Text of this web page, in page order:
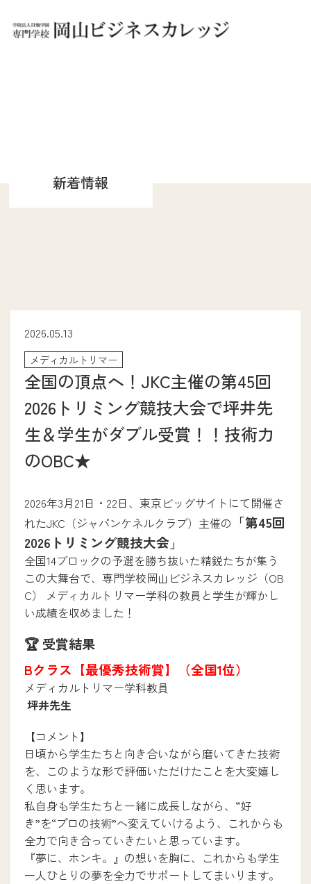
文部科学省 高等教育の
修学支援新制度認定校
医療事務学科
ファッションクリエイター学科
ブライダル・コンシェルジュ学科
メディカルトリマー学科
パティシエ・ブーランジェ学科
調理師養成学科
アニメイラスト学科
就職サポート
就職サポート
卒業生ストーリー
採用担当の方へ
キャンパスライフ
入試について
インターネット出願
学生募集要項ダウンロード
学校提携教育ローン
一人暮らしサポート
新着情報
2026.05.13
メディカルトリマー
全国の頂点へ！JKC主催の第45回
2026トリミング競技大会で坪井先
生＆学生がダブル受賞！！技術力
のOBC★
2026年3月21日・22日、東京ビッグサイトにて開催さ
れたJKC（ジャパンケネルクラブ）主催の 「第45回
2026トリミング競技大会」
全国14ブロックの予選を勝ち抜いた精鋭たちが集う
この大舞台で、専門学校岡山ビジネスカレッジ（OB
C） メディカルトリマー学科の教員と学生が輝かし
い成績を収めました！
🏆 受賞結果
Bクラス【最優秀技術賞】（全国1位）
メディカルトリマー学科教員
坪井先生
【コメント】
日頃から学生たちと向き合いながら磨いてきた技術
を、このような形で評価いただけたことを大変嬉し
く思います。
私自身も学生たちと一緒に成長しながら、“好
き”を“プロの技術”へ変えていけるよう、これからも
全力で向き合っていきたいと思っています。
『夢に、ホンキ。』の想いを胸に、これからも学生
一人ひとりの夢を全力でサポートしてまいります。